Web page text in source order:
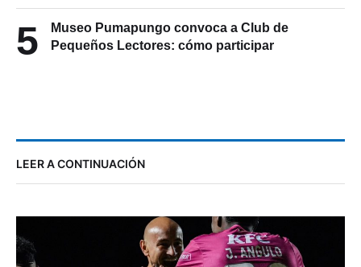
5
Museo Pumapungo convoca a Club de
Pequeños Lectores: cómo participar
LEER A CONTINUACIÓN